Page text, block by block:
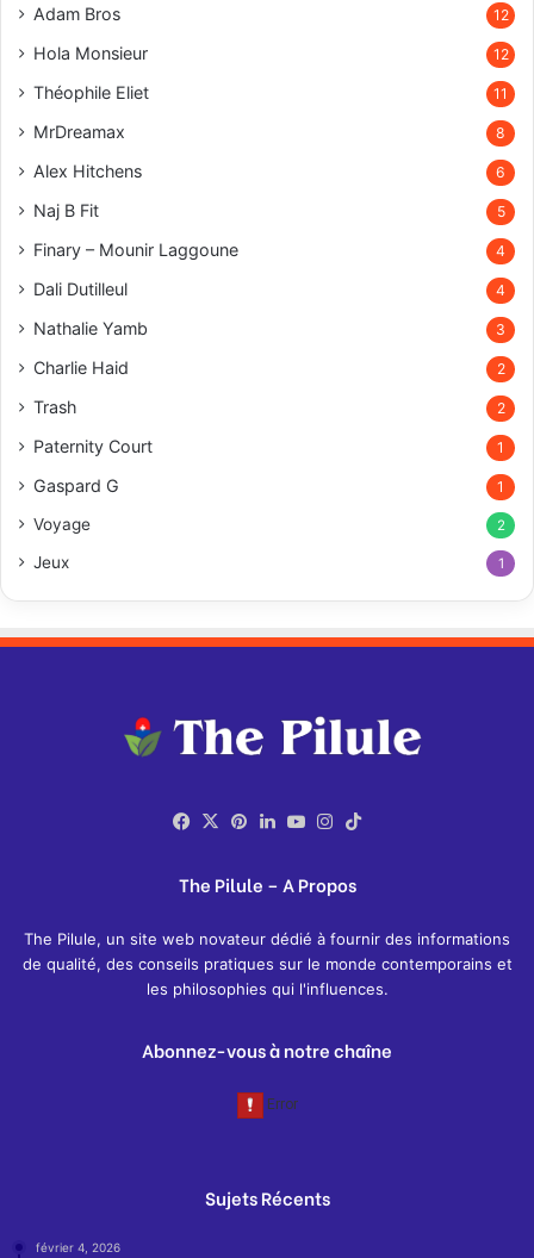
Adam Bros 12
Hola Monsieur 12
Théophile Eliet 11
MrDreamax 8
Alex Hitchens 6
Naj B Fit 5
Finary – Mounir Laggoune 4
Dali Dutilleul 4
Nathalie Yamb 3
Charlie Haid 2
Trash 2
Paternity Court 1
Gaspard G 1
Voyage 2
Jeux 1
Facebook
X Pinterest
Linkedin
YouTubeInstagram
The Pilule – A Propos
The Pilule, un site web novateur dédié à fournir des informations
de qualité, des conseils pratiques sur le monde contemporains et
les philosophies qui l'influences.
Abonnez-vous à notre chaîne
Sujets Récents
février 4, 2026